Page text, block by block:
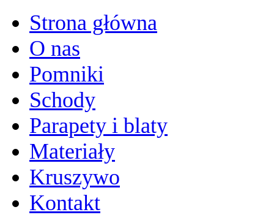
Strona główna
O nas
Pomniki
Schody
Parapety i blaty
Materiały
Kruszywo
Kontakt